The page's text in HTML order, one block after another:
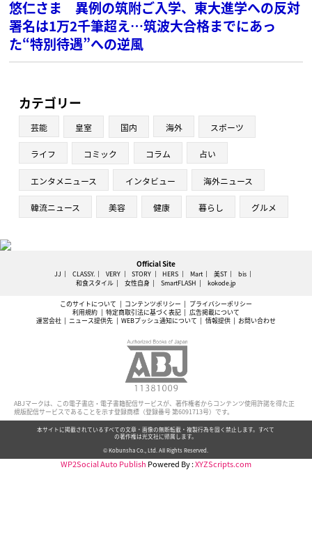
悠仁さま 異例の筑附ご入学、東大進学への反対
署名は1万2千筆超え…筑波大合格までにあっ
た“特別待遇”への逆風
カテゴリー
芸能 皇室 国内 海外 スポーツ
ライフ コミック コラム 占い
エンタメニュース インタビュー 海外ニュース
韓流ニュース 美容 健康 暮らし グルメ
Official Site
JJ CLASSY. VERY STORY HERS Mart 美ST
bis
和食スタイル
女性自身 SmartFLASH kokode.jp
このサイトについて コンテンツポリシー
プライバシーポリシー
利用規約
特定商取引法に基づく表記
広告掲載について
運営会社
ニュース提供先 WEBプッシュ通知について 情報提供 お問い合わせ
ABJマークは、この電子書店・電子書籍配信サービスが、著作権者からコンテンツ使用許諾を得た正
規版配信サービスであることを示す登録商標（登録番号 第6091713号）です。
本サイトに掲載されているすべての文章・画像の無断転載・複製行為を固く禁止します。すべて
の著作権は光文社に帰属します。
© Kobunsha Co., Ltd. All Rights Reserved.
WP2Social Auto Publish Powered By :XYZScripts.com